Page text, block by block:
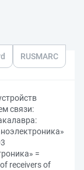
RUSMARC
связи:
=
receivers of